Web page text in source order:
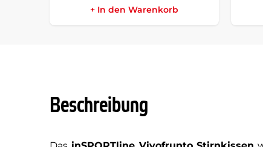
+ In den Warenkorb
Beschreibung